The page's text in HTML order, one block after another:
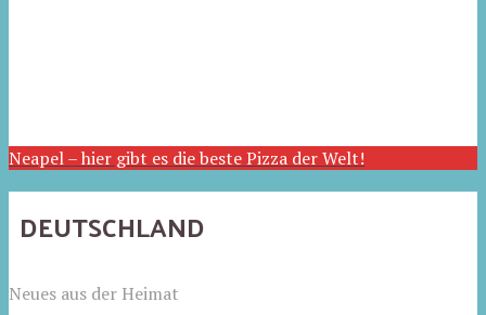
Neapel – hier gibt es die beste Pizza der Welt!
DEUTSCHLAND
Neues aus der Heimat